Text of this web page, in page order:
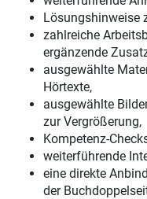
Lösungshinweise
zahlreiche
ergänzende
ausgewählte
Hörtexte,
ausgewählte
zur Vergrößerung,
Kompetenz-
weiterführende
eine direkte
der